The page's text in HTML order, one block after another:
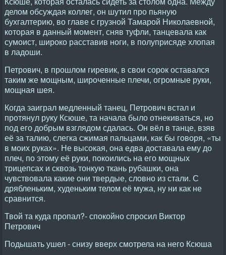
делом обсуждая коллег, он шутил про пьяную
бухгалтерию, во главе с грузной Тамарой Николаевной,
которая в данный момент, сняв туфли, танцевала как
сумоист, широко расставив ноги, в полуприсяде хлопая
в ладоши.
Петрович, в прошлом гиревик, в свои сорок оставался
таким же мощным, широченные плечи, огромные руки,
мощная шея.
Когда заиграл медленный танец, Петрович встал и
протянул руку Ксюше, та начала было отнекиваться, но
под его добрым взглядом сдалась. Он вёл в танце, взяв
её за талию, слегка сжимая пальцами, как бы говоря, «ты
в моих руках». Не высокая, она едва доставала ему до
плеч, по этому её руки, покоились на его мощных
трицепсах и сквозь тонкую ткань рубашки, она
чувствовала какие они твердые, словно из стали. С
дрябленьким, худеньким телом её мужа, ну ни как не
сравнится.
Твой та куда пропал?- спокойно спросил Виктор
Петрович
Подышать ушел - снизу вверх смотрела на него Ксюша